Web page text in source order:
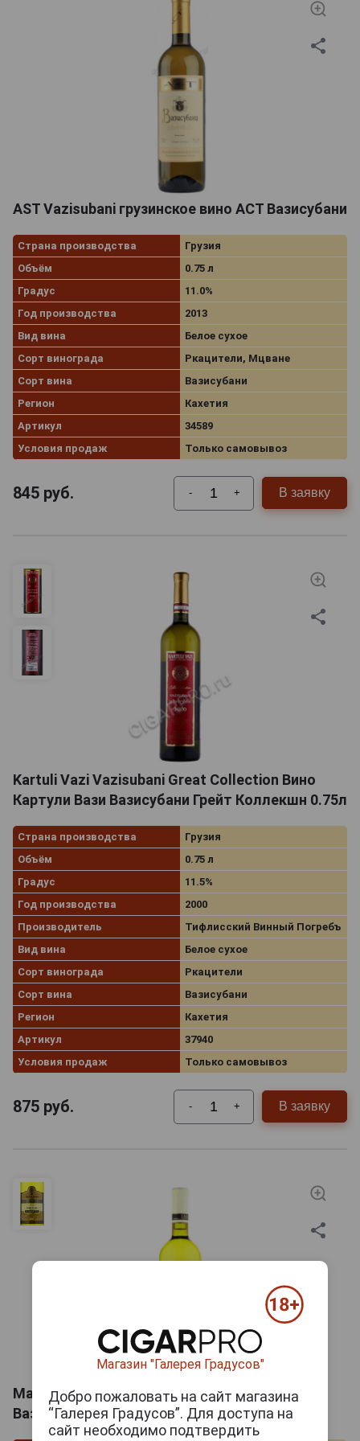
отголосками дыни и печеных яблок. Освежающее
белое сухое вино Вазисубани станет главным
украшением семейного пикника на свежем воздухе
или летней загородной вечеринки. Благородный
напиток стоит охладить до 8-12 градусов и подать к
овощным салатам, куриному шашлыку или блюдам из
AST Vazisubani грузинское вино АСТ Вазисубани
Страна производства
Грузия
Объём
0.75 л
Градус
11.0%
Год производства
2013
Вид вина
Белое сухое
Сорт винограда
Ркацители, Мцване
Сорт вина
Вазисубани
Регион
Кахетия
Артикул
34589
Условия продаж
Только самовывоз
845 руб. - + В заявку
Kartuli Vazi Vazisubani Great Collection Вино
Картули Вази Вазисубани Грейт Коллекшн 0.75л
Страна производства
Грузия
Объём
0.75 л
Градус
11.5%
Год производства
2000
Производитель
Тифлисский Винный Погребъ
Вид вина
Белое сухое
Сорт винограда
Ркацители
Сорт вина
Вазисубани
Регион
Кахетия
Артикул
37940
Условия продаж
Только самовывоз
875 руб. - + В заявку
Marani Vazisubani Грузинское вино Марани
Вазисубани
Магазин "Галерея Градусов"
Добро пожаловать на сайт магазина
“Галерея Градусов”. Для доступа на
сайт необходимо подтвердить